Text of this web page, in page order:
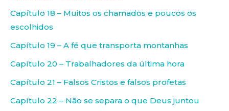
Capítulo 18 – Muitos os chamados e poucos os
escolhidos
Capítulo 19 – A fé que transporta montanhas
Capítulo 20 – Trabalhadores da última hora
Capítulo 21 – Falsos Cristos e falsos profetas
Capítulo 22 – Não se separa o que Deus juntou